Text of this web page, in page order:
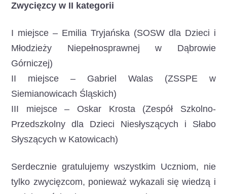
Zwycięzcy w II kategorii
I miejsce – Emilia Tryjańska (SOSW dla Dzieci i
Młodzieży Niepełnosprawnej w Dąbrowie
Górniczej)
II miejsce – Gabriel Walas (ZSSPE w
Siemianowicach Śląskich)
III miejsce – Oskar Krosta (Zespół Szkolno-
Przedszkolny dla Dzieci Niesłyszących i Słabo
Słyszących w Katowicach)
Serdecznie gratulujemy wszystkim Uczniom, nie
tylko zwycięzcom, ponieważ wykazali się wiedzą i